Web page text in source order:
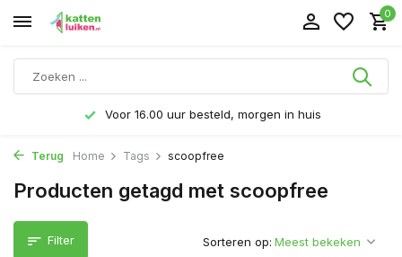
0
Voor 16.00 uur besteld, morgen in huis
Terug Home Tags scoopfree
Producten getagd met scoopfree
Filter Sorteren op: